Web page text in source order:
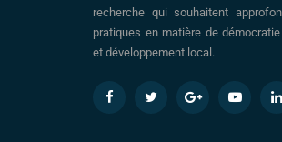
recherche qui souhaitent
pratiques en matière de
et développement local.